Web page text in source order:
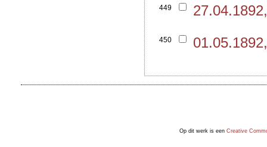
449
450
Op dit werk is een Creative